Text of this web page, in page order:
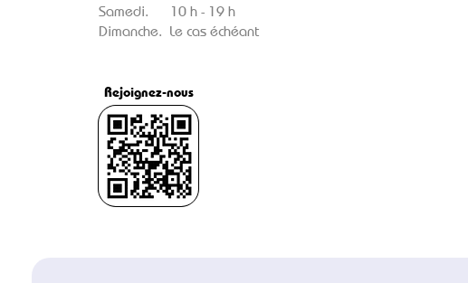
Samedi. 10 h - 19 h
Dimanche. Le cas échéant
Rejoignez-nous